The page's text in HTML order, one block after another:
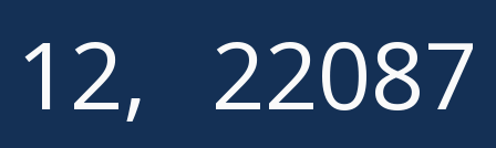
12, 22087